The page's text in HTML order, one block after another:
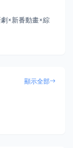
×新番動畫×綜
顯示全部